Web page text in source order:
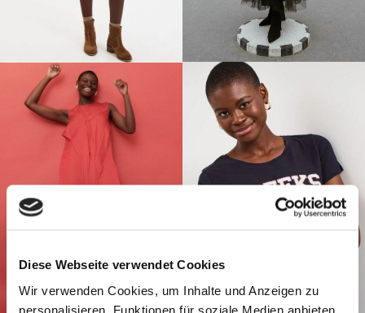
Diese Webseite verwendet Cookies
Wir verwenden Cookies, um Inhalte und Anzeigen zu
personalisieren, Funktionen für soziale Medien anbieten